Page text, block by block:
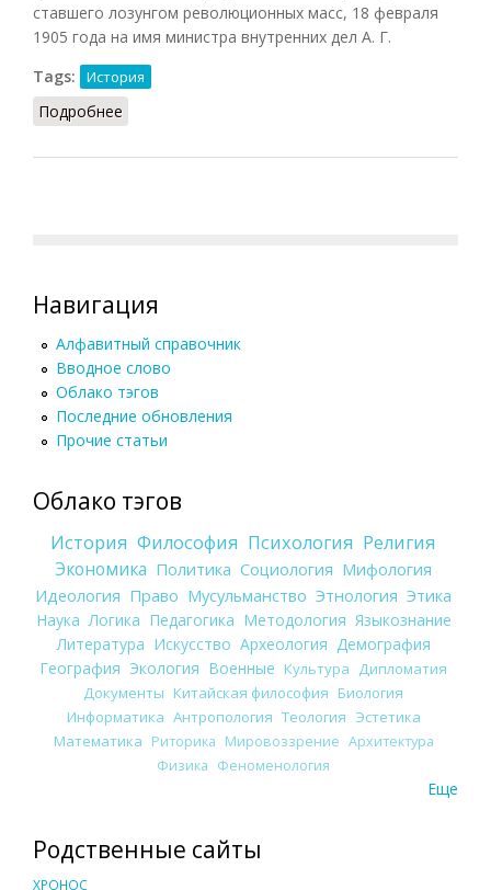
ставшего лозунгом революционных масс, 18 февраля
1905 года на имя министра внутренних дел А. Г.
Tags:
История
Подробнее
Навигация
Алфавитный справочник
Вводное слово
Облако тэгов
Последние обновления
Прочие статьи
Облако тэгов
История Философия Психология Религия
Экономика Политика Социология Мифология
Идеология Право Мусульманство Этнология Этика
Наука Логика Педагогика Методология Языкознание
Литература Искусство Археология Демография
География Экология Военные Культура
Дипломатия
Документы Китайская философия Биология
Информатика Антропология Теология Эстетика
Математика Риторика Мировоззрение Архитектура
Физика Феноменология
Еще
Родственные сайты
ХРОНОС